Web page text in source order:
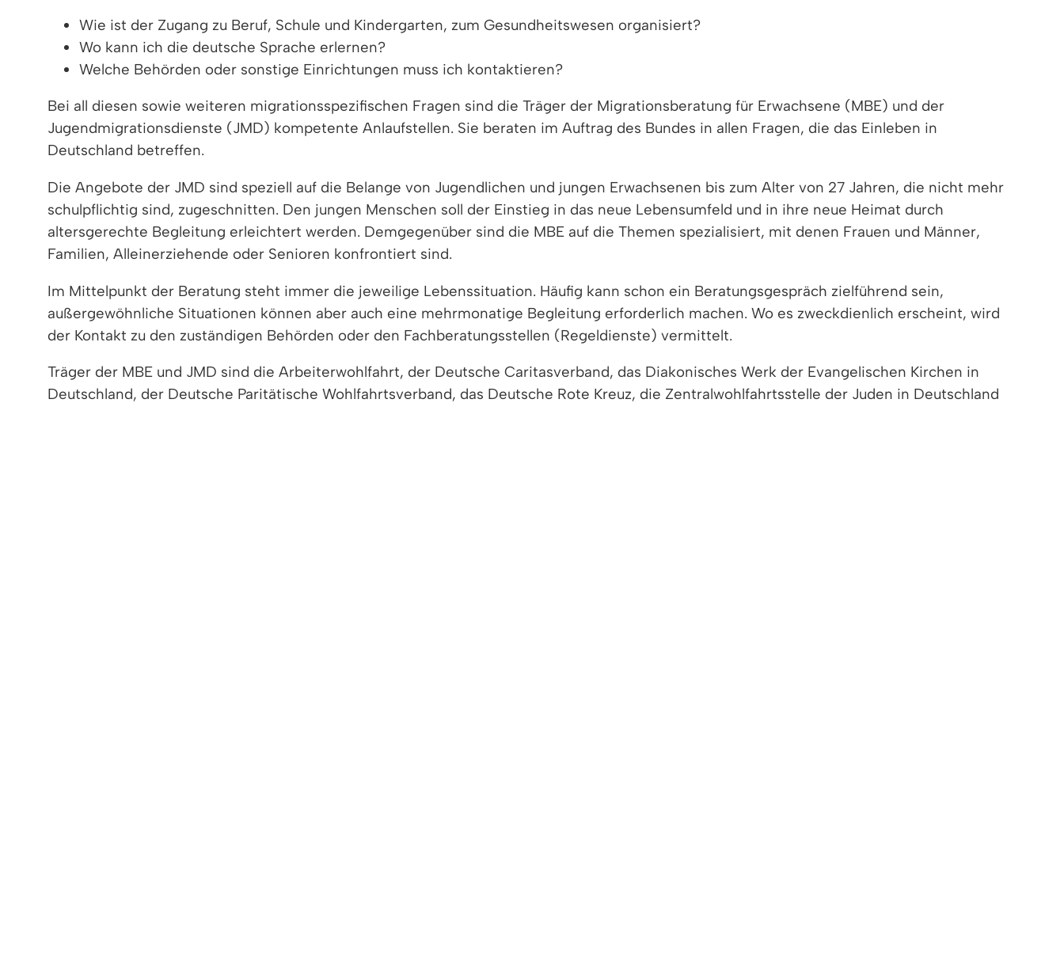
Wie ist der Zugang zu Beruf, Schule und Kindergarten, zum Gesundheitswesen organisiert?
Wo kann ich die deutsche Sprache erlernen?
Welche Behörden oder sonstige Einrichtungen muss ich kontaktieren?
Bei all diesen sowie weiteren migrationsspezifischen Fragen sind die Träger der Migrationsberatung für Erwachsene (MBE) und der
Jugendmigrationsdienste (JMD) kompetente Anlaufstellen. Sie beraten im Auftrag des Bundes in allen Fragen, die das Einleben in
Deutschland betreffen.
Die Angebote der JMD sind speziell auf die Belange von Jugendlichen und jungen Erwachsenen bis zum Alter von 27 Jahren, die nicht mehr
schulpflichtig sind, zugeschnitten. Den jungen Menschen soll der Einstieg in das neue Lebensumfeld und in ihre neue Heimat durch
altersgerechte Begleitung erleichtert werden. Demgegenüber sind die MBE auf die Themen spezialisiert, mit denen Frauen und Männer,
Familien, Alleinerziehende oder Senioren konfrontiert sind.
Im Mittelpunkt der Beratung steht immer die jeweilige Lebenssituation. Häufig kann schon ein Beratungsgespräch zielführend sein,
außergewöhnliche Situationen können aber auch eine mehrmonatige Begleitung erforderlich machen. Wo es zweckdienlich erscheint, wird
der Kontakt zu den zuständigen Behörden oder den Fachberatungsstellen (Regeldienste) vermittelt.
Träger der MBE und JMD sind die Arbeiterwohlfahrt, der Deutsche Caritasverband, das Diakonisches Werk der Evangelischen Kirchen in
Deutschland, der Deutsche Paritätische Wohlfahrtsverband, das Deutsche Rote Kreuz, die Zentralwohlfahrtsstelle der Juden in Deutschland